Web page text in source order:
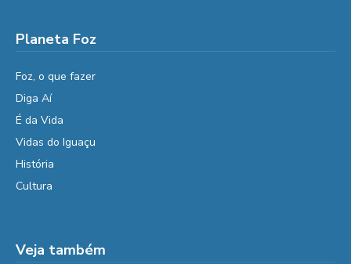
Planeta Foz
Foz, o que fazer
Diga Aí
É da Vida
Vidas do Iguaçu
História
Cultura
Veja também